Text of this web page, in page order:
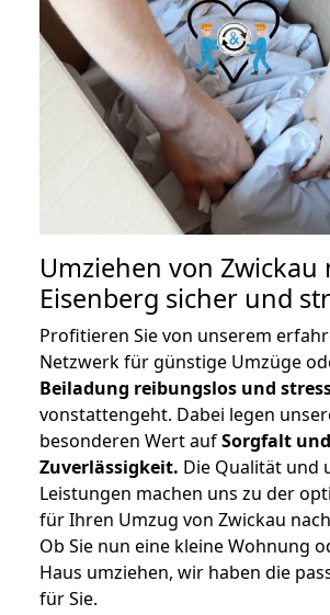
Umziehen von Zwickau
Eisenberg sicher und
Profitieren Sie von unserem
Netzwerk für günstige Umzüge
Beiladung reibungslos und
vonstattengeht. Dabei legen
besonderen Wert aufSorgfalt und
Zuverlässigkeit. Die Qualität und
Leistungen machen uns zu der
für Ihren Umzug von Zwickau
Ob Sie nun eine kleine Wohnung
Haus umziehen, wir haben die
für Sie.